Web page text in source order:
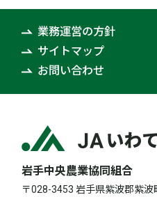
業務運営の方針
サイトマップ
お問い合わせ
岩手中央農業協同組合
〒028-3453 岩手県紫波郡紫